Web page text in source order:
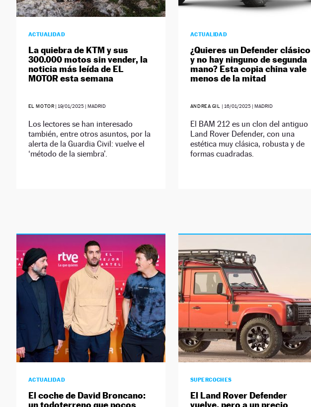
ACTUALIDAD
La quiebra de KTM y sus
300.000 motos sin vender, la
noticia más leída de EL
MOTOR esta semana
EL MOTOR | 19/01/2025 | MADRID
Los lectores se han interesado
también, entre otros asuntos, por la
alerta de la Guardia Civil: vuelve el
‘método de la siembra’.
ACTUALIDAD
¿Quieres un Defender clásico
y no hay ninguno de segunda
mano? Esta copia china vale
menos de la mitad
ANDREA GIL | 16/01/2025| MADRID
El BAM 212 es un clon del antiguo
Land Rover Defender, con una
estética muy clásica, robusta y de
formas cuadradas.
ACTUALIDAD
El coche de David Broncano:
un todoterreno que pocos
SUPERCOCHES
El Land Rover Defender
vuelve, pero a un precio